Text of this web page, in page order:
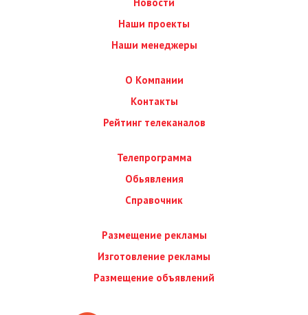
Наши проекты
Наши менеджеры
О Компании
Контакты
Рейтинг телеканалов
Телепрограмма
Обьявления
Справочник
Размещение рекламы
Изготовление рекламы
Размещение объявлений